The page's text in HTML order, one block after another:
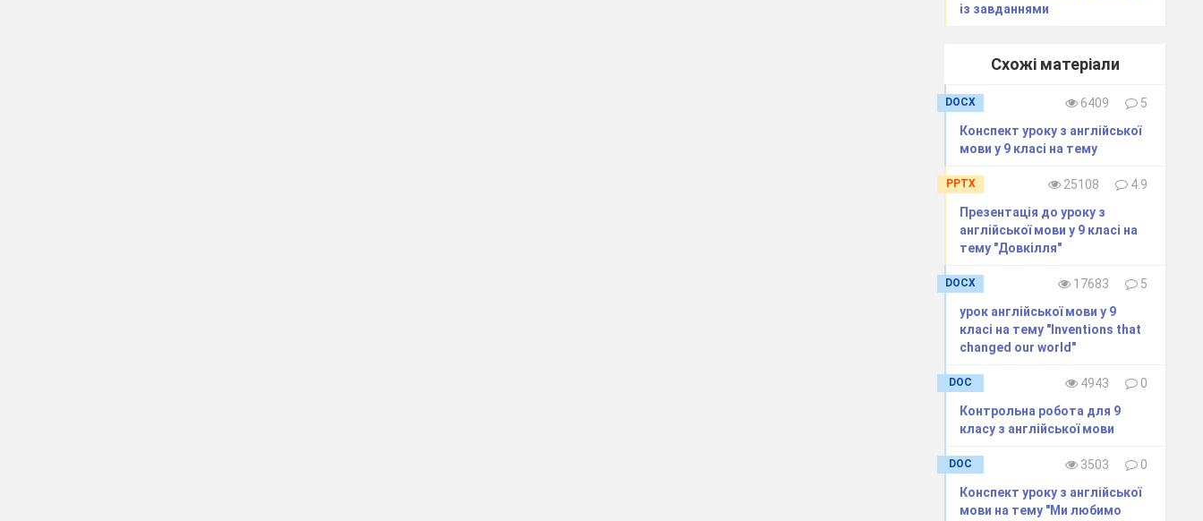
із завданнями
Схожі матеріали
DOCX 6409
5
Конспект уроку з англійської
мови у 9 класі на тему
PPTX 25108
4.9
Презентація до уроку з
англійської мови у 9 класі на
тему "Довкілля"
DOCX 17683
5
урок англійської мови у 9
класі на тему "Inventions that
changed our world"
DOC 4943
0
Контрольна робота для 9
класу з англійської мови
DOC 3503
0
Конспект уроку з англійської
мови на тему "Ми любимо